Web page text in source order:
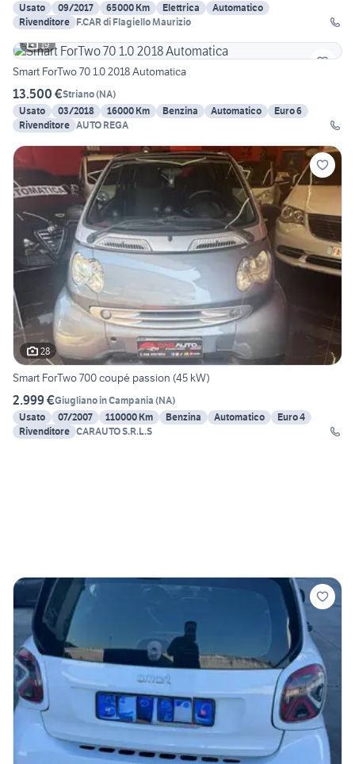
Usato
09/2017 65000 Km Elettrica
Automatico
Rivenditore F.CAR di Flagiello Maurizio
19
Smart ForTwo 70 1.0 2018 Automatica
13.500 €Striano(NA)
Usato
03/2018 16000 Km Benzina Automatico
Euro 6
Rivenditore AUTO REGA
28
Smart ForTwo 700 coupé passion (45 kW)
2.999 €Giugliano in Campania (NA)
Usato
07/2007 110000 Km Benzina Automatico
Euro 4
Rivenditore CARAUTO S.R.L.S